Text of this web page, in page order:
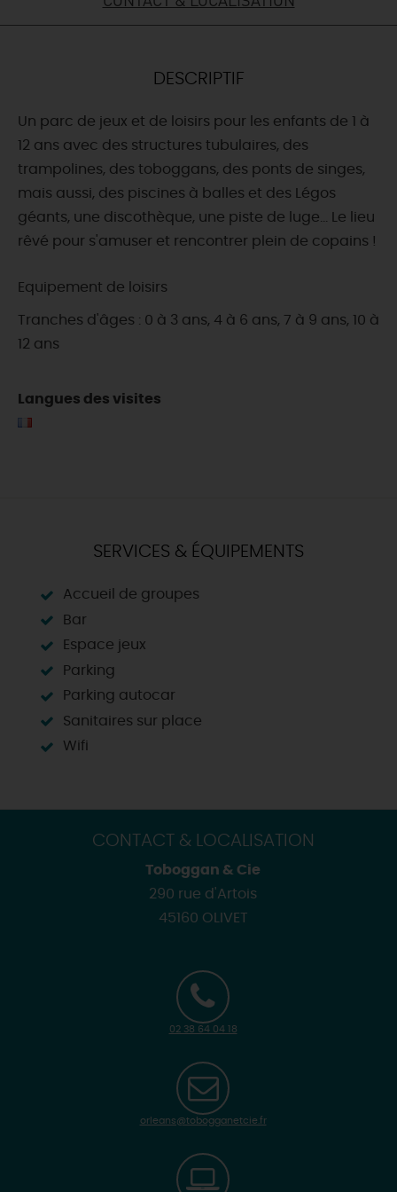
CETTE SEMAINE
TOUT L'AGENDA
DESCRIPTIF
Un parc de jeux et de loisirs pour les enfants de 1 à
12 ans avec des structures tubulaires, des
trampolines, des toboggans, des ponts de singes,
mais aussi, des piscines à balles et des Légos
géants, une discothèque, une piste de luge… Le lieu
rêvé pour s'amuser et rencontrer plein de copains !
Equipement de loisirs
Tranches d'âges : 0 à 3 ans, 4 à 6 ans, 7 à 9 ans, 10 à
12 ans
Langues des visites
SERVICES & ÉQUIPEMENTS
Accueil de groupes
Bar
Espace jeux
Parking
Parking autocar
Sanitaires sur place
Wifi
CONTACT & LOCALISATION
Toboggan & Cie
290 rue d'Artois
45160 OLIVET
02 38 64 04 18
orleans@tobogganetcie.fr